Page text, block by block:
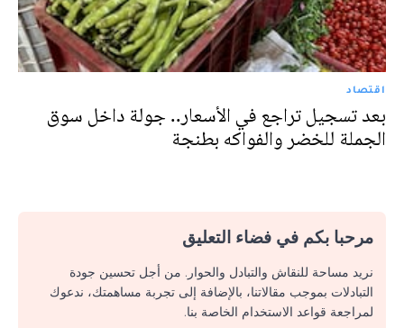
اقتصاد
بعد تسجيل تراجع في الأسعار.. جولة داخل سوق
الجملة للخضر والفواكه بطنجة
مرحبا بكم في فضاء التعليق
نريد مساحة للنقاش والتبادل والحوار. من أجل تحسين جودة
التبادلات بموجب مقالاتنا، بالإضافة إلى تجربة مساهمتك، ندعوك
لمراجعة قواعد الاستخدام الخاصة بنا.